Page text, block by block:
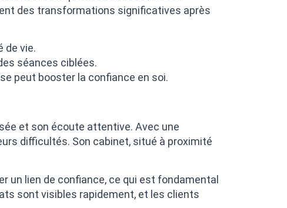
des transformations significatives après
de vie.
séances ciblées.
peut booster la confiance en soi.
et son écoute attentive. Avec une
difficultés. Son cabinet, situé à proximité
un lien de confiance, ce qui est fondamental
sont visibles rapidement, et les clients